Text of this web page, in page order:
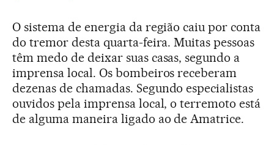
O sistema de energia da região caiu por conta
do tremor desta quarta-feira. Muitas pessoas
têm medo de deixar suas casas, segundo a
imprensa local. Os bombeiros receberam
dezenas de chamadas. Segundo especialistas
ouvidos pela imprensa local, o terremoto está
de alguma maneira ligado ao de Amatrice.